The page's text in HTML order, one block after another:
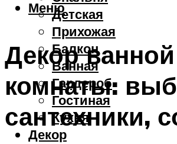
Детская
Прихожая
Балкон
Ванная
Гардероб
Гостиная
Кухня
Декор
Меню
Декор ванной
комнаты:
сантехники,